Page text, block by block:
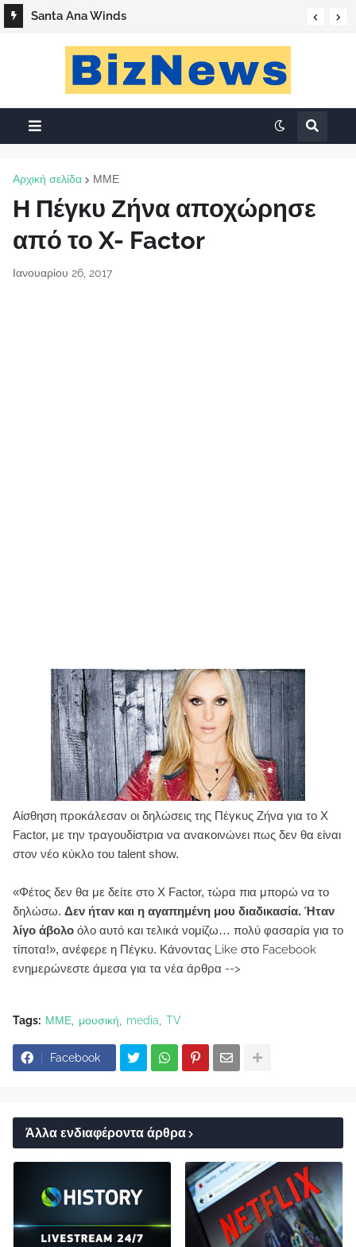
Santa Ana Winds
Αρχική σελίδα ΜΜΕ
Η Πέγκυ Ζήνα αποχώρησε
από το X- Factor
Ιανουαρίου 26, 2017
Αίσθηση προκάλεσαν οι δηλώσεις της Πέγκυς Ζήνα για το X
Factor, με την τραγουδίστρια να ανακοινώνει πως δεν θα είναι
στον νέο κύκλο του talent show.
«Φέτος δεν θα με δείτε στο X Factor, τώρα πια μπορώ να το
δηλώσω. Δεν ήταν και η αγαπημένη μου διαδικασία. Ήταν
λίγο άβολο όλο αυτό και τελικά νομίζω… πολύ φασαρία για το
τίποτα!», ανέφερε η Πέγκυ. Κάνοντας Like στο Facebook
ενημερώνεστε άμεσα για τα νέα άρθρα -->
Tags: ΜΜΕ μουσική media TV
Facebook
Άλλα ενδιαφέροντα άρθρα